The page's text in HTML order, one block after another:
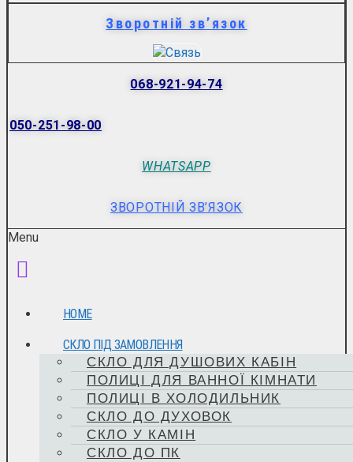
Зворотній зв’язок
068-921-94-74
050-251-98-00
WHATSAPP
ЗВОРОТНІЙ ЗВ’ЯЗОК
Menu
HOME
СКЛО ПІД ЗАМОВЛЕННЯ
СКЛО ДЛЯ ДУШОВИХ КАБІН
ПОЛИЦІ ДЛЯ ВАННОЇ КІМНАТИ
ПОЛИЦІ В ХОЛОДИЛЬНИК
СКЛО ДО ДУХОВОК
СКЛО У КАМІН
СКЛО ДО ПК